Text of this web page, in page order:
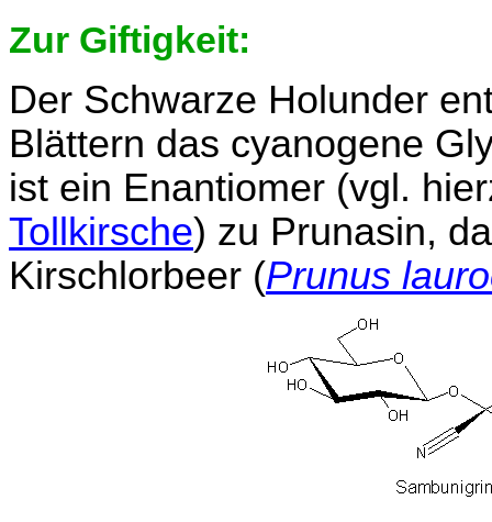
Zur Giftigkeit:
Der Schwarze Holunder
Blättern das cyanogene
ist ein Enantiomer (vgl.
Tollkirsche) zu Prunasin,
Kirschlorbeer (Prunus